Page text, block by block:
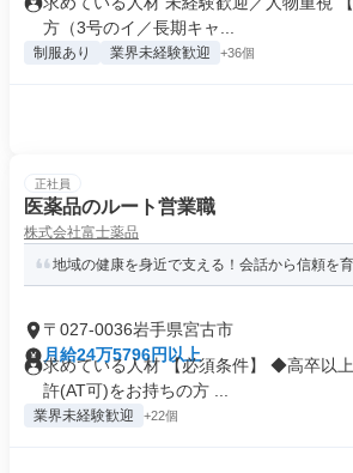
方（3号のイ／長期キャ...
制服あり 業界未経験歓迎 +36個
正社員
医薬品のルート営業職
株式会社富士薬品
地域の健康を身近で支える！会話から信頼を
〒027-0036岩手県宮古市
月給24万5796円以上
求めている人材 【必須条件】 ◆高卒以
許(AT可)をお持ちの方 ...
業界未経験歓迎 +22個